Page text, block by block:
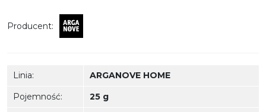
Producent:
Linia:
ARGANOVE HOME
Pojemność:
25 g